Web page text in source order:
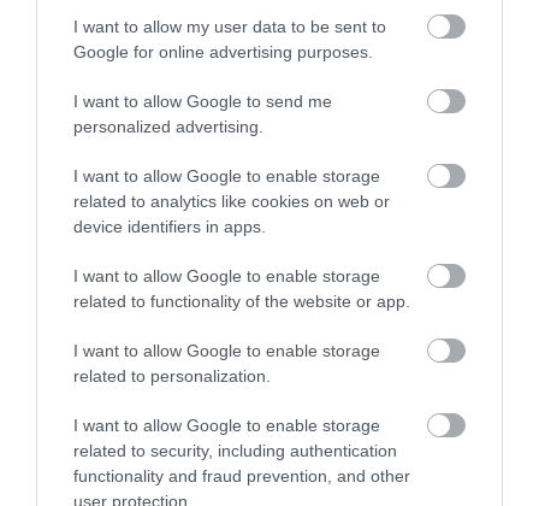
I want to allow my user data to be sent to
Google for online advertising purposes.
I want to allow Google to send me
personalized advertising.
I want to allow Google to enable storage
related to analytics like cookies on web or
device identifiers in apps.
I want to allow Google to enable storage
related to functionality of the website or app.
I want to allow Google to enable storage
related to personalization.
I want to allow Google to enable storage
related to security, including authentication
functionality and fraud prevention, and other
user protection.
Συναγερμός στη Χαλκίδα: Γυναίκα
06.08.2026 | 15:10
Στην ΑΑΔΕ ο Μητσοτάκης για το
myAGRO – Τι δήλωσε
06.08.2026 | 14:45
Πασίγνωστο κοσμηματοπωλείο
έπιασε φωτιά στην Εύβοια
Έρχεται το νέο
υπερσύγχρονο
αθλητικό κέντρο στην
η σύμβαση
Καμία μόνιμη
πρόσληψη δασκάλων
πάει στην βουλή
Εύβοια: Τέλος στις
παράνομες χωματερές
– Έρχονται πρόστιμα
για όσους πετούν
ογκώδη απορρίμματα
Νέα εποχή για την
Εύβοια: Μονοπάτια
μέσα σε μαγευτικό
δάσος